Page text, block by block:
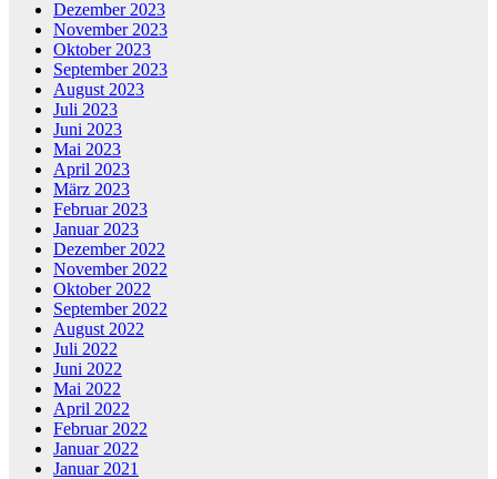
Dezember 2023
November 2023
Oktober 2023
September 2023
August 2023
Juli 2023
Juni 2023
Mai 2023
April 2023
März 2023
Februar 2023
Januar 2023
Dezember 2022
November 2022
Oktober 2022
September 2022
August 2022
Juli 2022
Juni 2022
Mai 2022
April 2022
Februar 2022
Januar 2022
Januar 2021